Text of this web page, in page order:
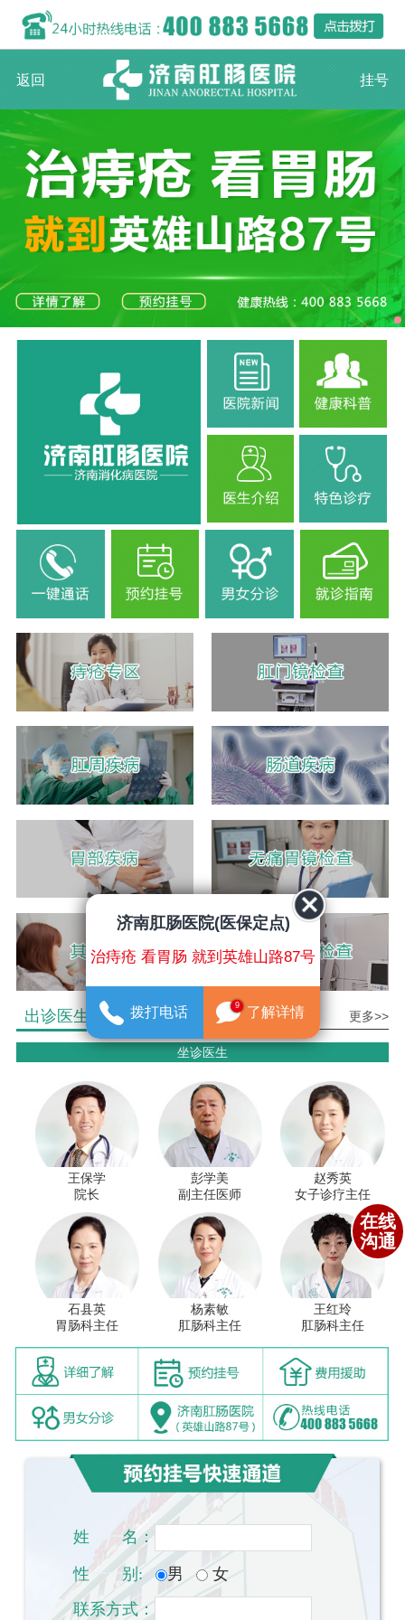
返回 挂号
出诊医生介绍 更多>>
坐诊医生
王保学
院长
彭学美
副主任医师
赵秀英
女子诊疗主任
石县英
胃肠科主任
杨素敏
肛肠科主任
王红玲
肛肠科主任
姓 一一 名：
性 一一 别: 男
女
联系方式：
济南肛肠医院(医保定点)
治痔疮 看胃肠 就到英雄山路87号
拨打电话 9 了解详情
在线
沟通